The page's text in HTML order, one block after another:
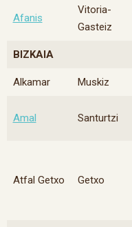
Afanis
Vitoria-
Gasteiz
BIZKAIA
Alkamar Muskiz
Amal Santurtzi
Atfal Getxo Getxo